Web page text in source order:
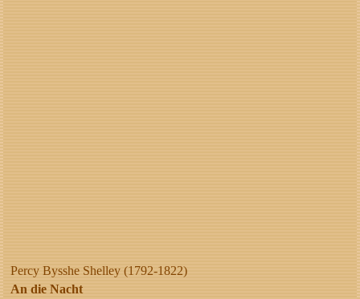
Percy Bysshe Shelley (1792-1822)
An die Nacht